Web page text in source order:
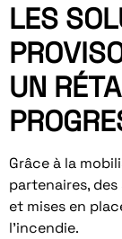
LES
UN
Grâce à la
partenaires,
et mises en
l’incendie.